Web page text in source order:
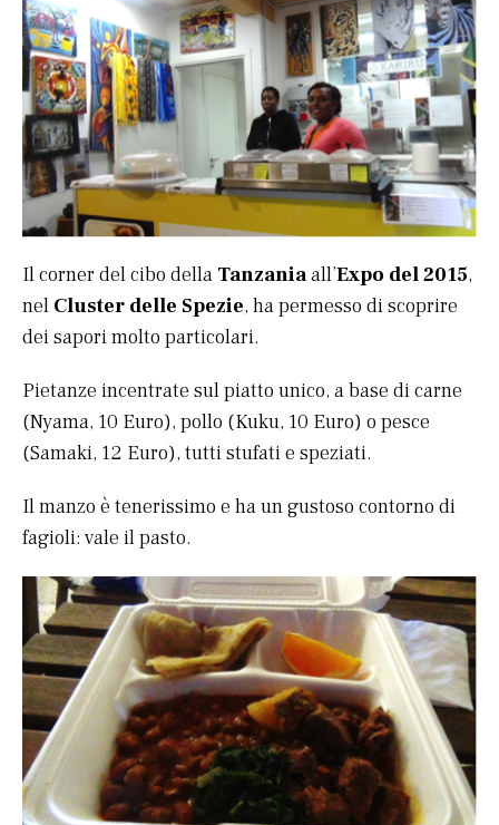
Il corner del cibo della Tanzaniaall’Expo del 2015,
nel Cluster delle Spezie, ha permesso di scoprire
dei sapori molto particolari.
Pietanze incentrate sul piatto unico, a base di carne
(Nyama, 10 Euro), pollo (Kuku, 10 Euro) o pesce
(Samaki, 12 Euro), tutti stufati e speziati.
Il manzo è tenerissimo e ha un gustoso contorno di
fagioli: vale il pasto.